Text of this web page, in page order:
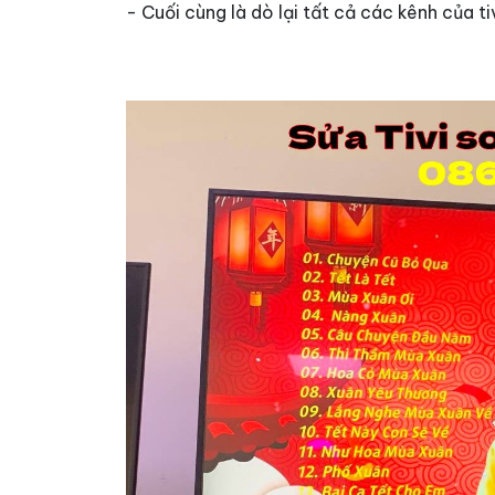
- Cuối cùng là dò lại tất cả các kênh của